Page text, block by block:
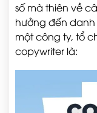
số mà thiên về
hưởng đến
một công ty, tổ
copywriter là: